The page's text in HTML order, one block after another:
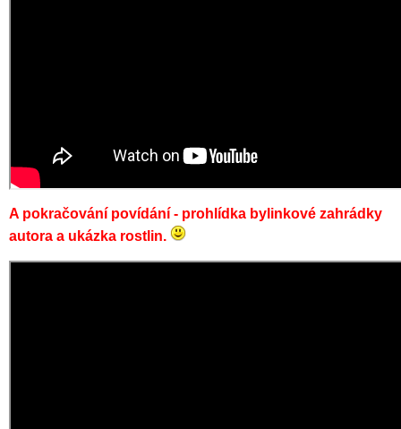
A pokračování povídání - prohlídka bylinkové zahrádky
autora a ukázka rostlin.